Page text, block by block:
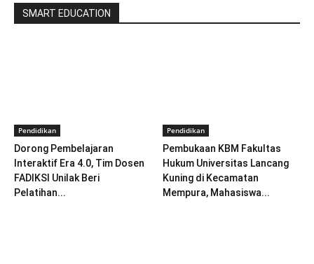
SMART EDUCATION
Pendidikan
Dorong Pembelajaran
Interaktif Era 4.0, Tim Dosen
FADIKSI Unilak Beri
Pelatihan...
Pendidikan
Pembukaan KBM Fakultas
Hukum Universitas Lancang
Kuning di Kecamatan
Mempura, Mahasiswa...